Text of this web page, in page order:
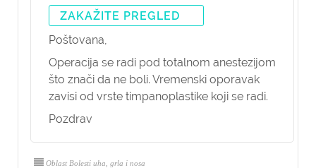
ZAKAŽITE PREGLED
Poštovana,
Operacija se radi pod totalnom anestezijom
što znači da ne boli. Vremenski oporavak
zavisi od vrste timpanoplastike koji se radi.
Pozdrav
Oblast Bolesti uha, grla i nosa